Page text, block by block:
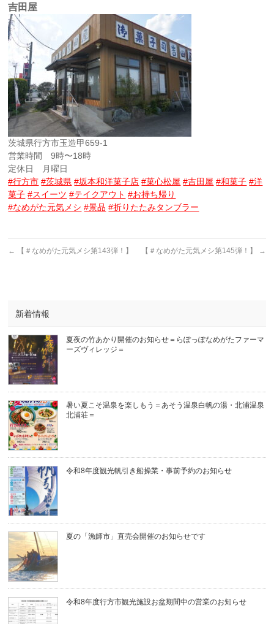
吉田屋
茨城県行方市玉造甲659-1
営業時間 9時〜18時
定休日 月曜日
#行方市 #茨城県 #坂本和洋菓子店 #菓心松屋 #吉田屋 #和菓子 #洋
菓子 #スイーツ #テイクアウト #お持ち帰り
#なめがた元気メシ #景品 #折りたたみタンブラー
← 【＃なめがた元気メシ第143弾！】 【＃なめがた元気メシ第145弾！】 →
新着情報
夏夜の竹あかり開催のお知らせ＝らぽっぽなめがたファーマ
ーズヴィレッジ＝
暑い夏こそ温泉を楽しもう＝あそう温泉白帆の湯・北浦温泉
北浦荘＝
令和8年度観光帆引き船操業・事前予約のお知らせ
夏の「漁師市」直売会開催のお知らせです
令和8年度行方市観光施設お盆期間中の営業のお知らせ